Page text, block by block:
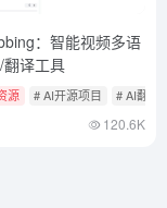
：智能视频多语
译工具
源 # AI开源项目 # AI翻译
120.6K